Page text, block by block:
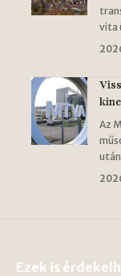
vita
Az
Ezek is